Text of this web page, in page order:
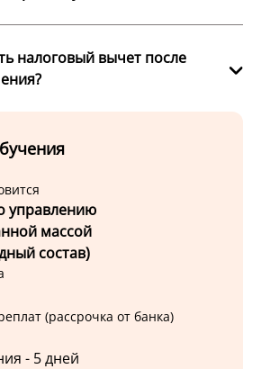
налоговый вычет после
управлению
массой
состав)
(рассрочка от банка)
- 5 дней